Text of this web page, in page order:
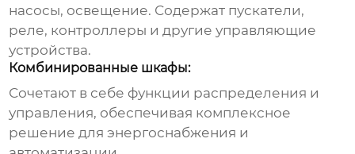
насосы, освещение. Содержат пускатели,
реле, контроллеры и другие управляющие
устройства.
Комбинированные шкафы:
Сочетают в себе функции распределения и
управления, обеспечивая комплексное
решение для энергоснабжения и